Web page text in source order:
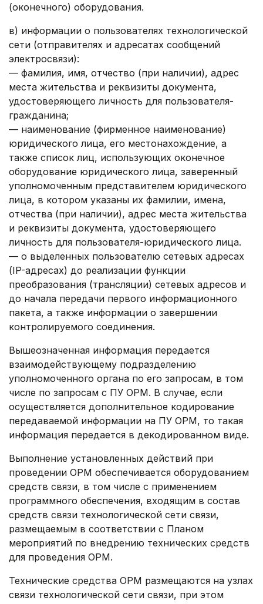
(оконечного) оборудования.
в) информации о пользователях технологической
сети (отправителях и адресатах сообщений
электросвязи):
— фамилия, имя, отчество (при наличии), адрес
места жительства и реквизиты документа,
удостоверяющего личность для пользователя-
гражданина;
— наименование (фирменное наименование)
юридического лица, его местонахождение, а
также список лиц, использующих оконечное
оборудование юридического лица, заверенный
уполномоченным представителем юридического
лица, в котором указаны их фамилии, имена,
отчества (при наличии), адрес места жительства
и реквизиты документа, удостоверяющего
личность для пользователя-юридического лица.
— о выделенных пользователю сетевых адресах
(IP-адресах) до реализации функции
преобразования (трансляции) сетевых адресов и
до начала передачи первого информационного
пакета, а также информации о завершении
контролируемого соединения.
Вышеозначенная информация передается
взаимодействующему подразделению
уполномоченного органа по его запросам, в том
числе по запросам с ПУ ОРМ. В случае, если
осуществляется дополнительное кодирование
передаваемой информации на ПУ ОРМ, то такая
информация передается в декодированном виде.
Выполнение установленных действий при
проведении ОРМ обеспечивается оборудованием
средств связи, в том числе с применением
программного обеспечения, входящим в состав
средств связи технологической сети связи,
размещаемым в соответствии с Планом
мероприятий по внедрению технических средств
для проведения ОРМ.
Технические средства ОРМ размещаются на узлах
связи технологической сети связи, при этом